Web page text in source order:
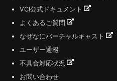
VCI公式ドキュメント
よくあるご質問
なぜなにバーチャルキャスト
ユーザー通報
不具合対応状況
お問い合わせ